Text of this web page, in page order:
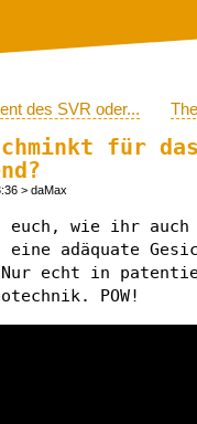
des SVR oder...
für
> daMax
euch, wie ihr
eine adäquate
Nur echt in
POW!